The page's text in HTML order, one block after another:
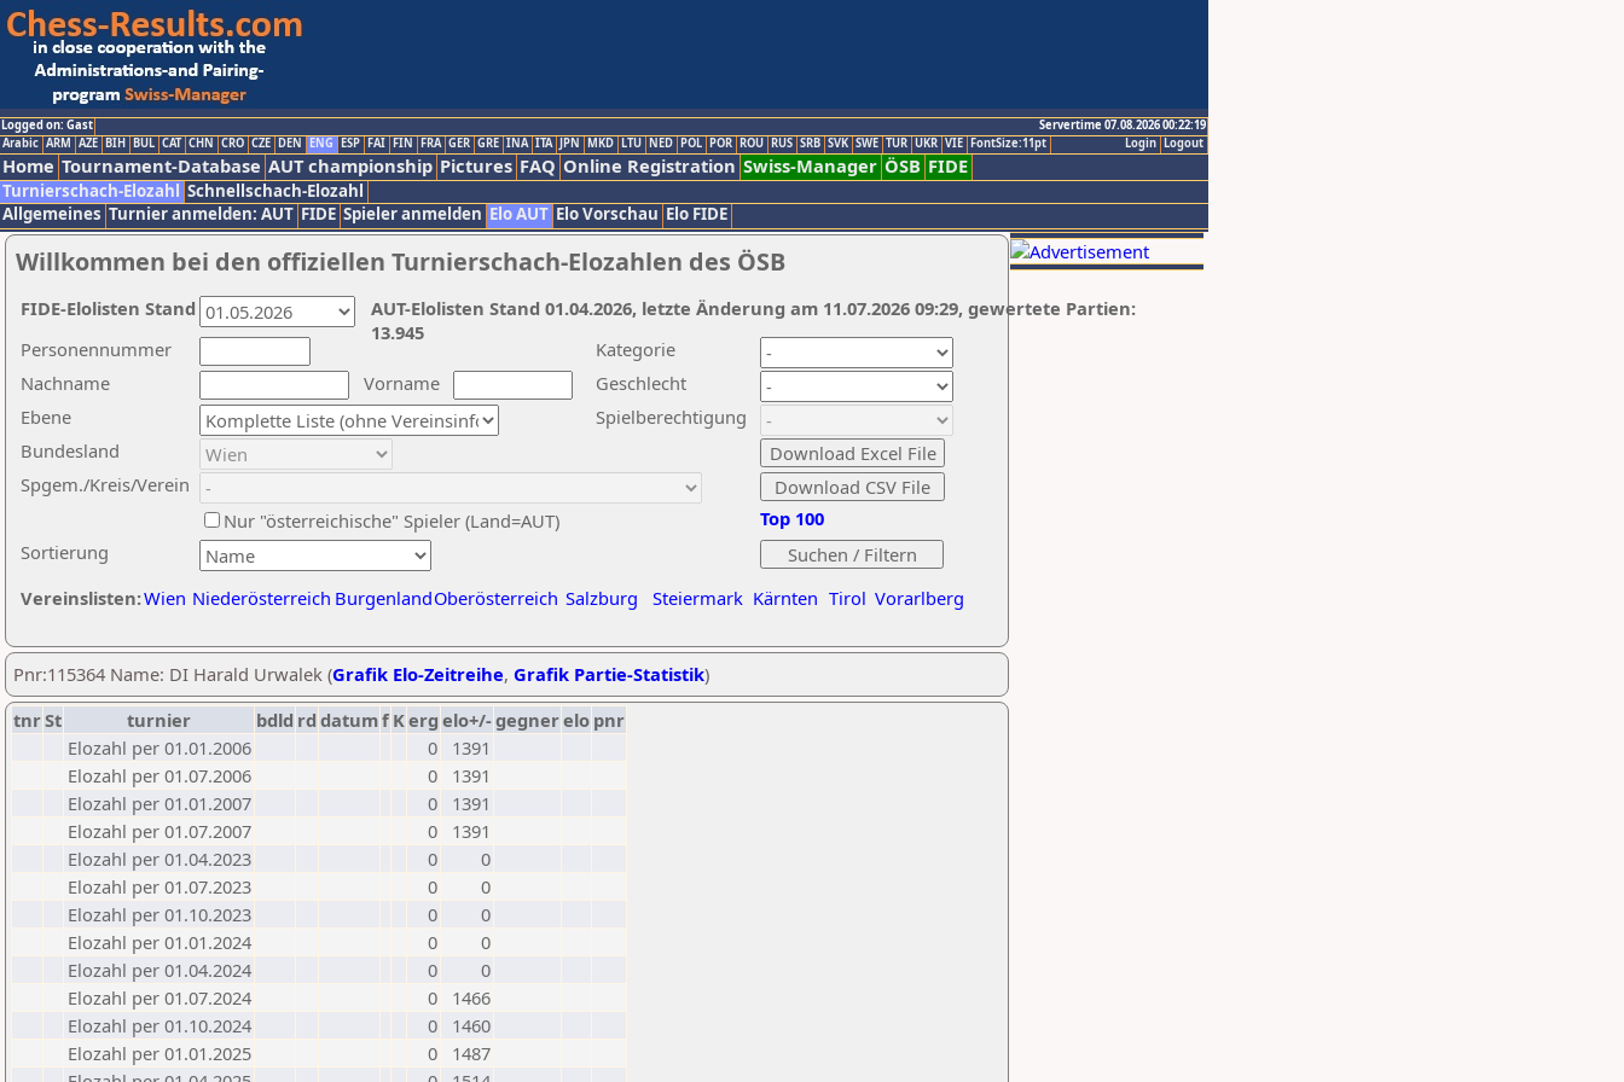
Logged on: Gast
Servertime 07.08.2026 00:22:19
Logout
Login
Arabic ARM AZE BIH BUL CAT CHN CRO CZE DEN ENG ESP FAI FIN FRA GER GRE INA ITA JPN MKD LTU NED POL POR ROU RUS SRB SVK SWE TUR UKR VIE FontSize:11pt
Home Tournament-Database AUT championship Pictures FAQ Online Registration Swiss-Manager ÖSB FIDE
Turnierschach-Elozahl Schnellschach-Elozahl
Allgemeines Turnier anmelden: AUT FIDE Spieler anmelden Elo AUT Elo Vorschau Elo FIDE
Willkommen bei den offiziellen Turnierschach-Elozahlen des ÖSB
Nachname
Vorname
Ebene
Kategorie
Sortierung
Personennummer
Bundesland
Spgem./Kreis/Verein
Geschlecht
Nur "österreichische" Spieler (Land=AUT)
Spielberechtigung
Vereinslisten:Wien Niederösterreich BurgenlandOberösterreich Salzburg Steiermark Kärnten Tirol Vorarlberg
Top 100
AUT-Elolisten Stand 01.04.2026, letzte Änderung am 11.07.2026 09:29, gewertete Partien:
13.945
FIDE-Elolisten Stand
Pnr:115364 Name: DI Harald Urwalek (Grafik Elo-Zeitreihe, Grafik Partie-Statistik)
tnrSt turnier bdld rd datumf Kerg elo+/-gegnerelo pnr
Elozahl per 01.01.2006
0
1391
Elozahl per 01.07.2006
0
1391
Elozahl per 01.01.2007
0
1391
Elozahl per 01.07.2007
0
1391
Elozahl per 01.04.2023
0
0
Elozahl per 01.07.2023
0
0
Elozahl per 01.10.2023
0
0
Elozahl per 01.01.2024
0
0
Elozahl per 01.04.2024
0
0
Elozahl per 01.07.2024
0
1466
Elozahl per 01.10.2024
0
1460
Elozahl per 01.01.2025
0
1487